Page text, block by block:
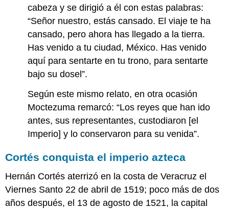
cabeza y se dirigió a él con estas palabras:
“Señor nuestro, estás cansado. El viaje te ha
cansado, pero ahora has llegado a la tierra.
Has venido a tu ciudad, México. Has venido
aquí para sentarte en tu trono, para sentarte
bajo su dosel”.
Según este mismo relato, en otra ocasión
Moctezuma remarcó: “Los reyes que han ido
antes, sus representantes, custodiaron [el
Imperio] y lo conservaron para su venida”.
Cortés conquista el imperio azteca
Hernán Cortés aterrizó en la costa de Veracruz el
Viernes Santo 22 de abril de 1519; poco más de dos
años después, el 13 de agosto de 1521, la capital